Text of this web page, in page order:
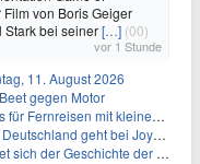
von Boris Geiger
Stark bei seiner[…] (00)
vor 1 Stunde
11. August 2026
gegen Motor
mit kleinem Budget
geht bei Joyn weiter
Geschichte der deutschen Vereine